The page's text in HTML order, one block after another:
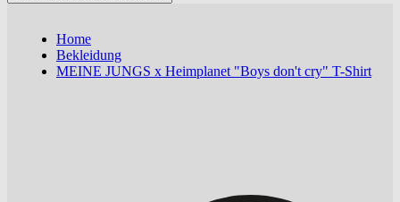
Home
Bekleidung
MEINE JUNGS x Heimplanet "Boys don't cry" T-Shirt